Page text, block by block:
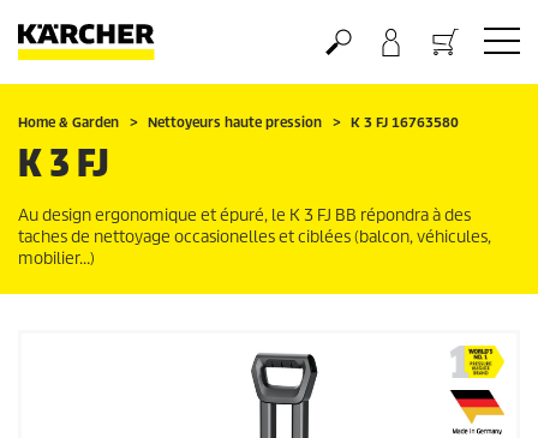
Panier
Home & Garden Nettoyeurs haute pression K 3 FJ 16763580
K 3 FJ
Au design ergonomique et épuré, le K 3 FJ BB répondra à des
taches de nettoyage occasionelles et ciblées (balcon, véhicules,
mobilier…)